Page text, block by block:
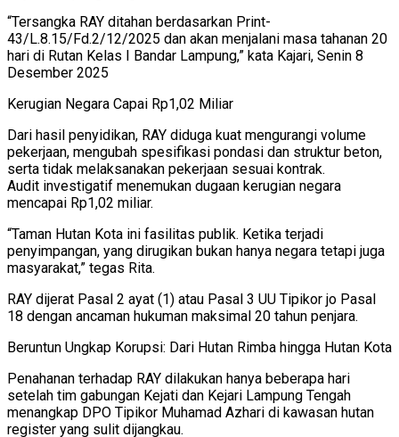
“Tersangka RAY ditahan berdasarkan Print-
43/L.8.15/Fd.2/12/2025 dan akan menjalani masa tahanan 20
hari di Rutan Kelas I Bandar Lampung,” kata Kajari, Senin 8
Desember 2025
Kerugian Negara Capai Rp1,02 Miliar
Dari hasil penyidikan, RAY diduga kuat mengurangi volume
pekerjaan, mengubah spesifikasi pondasi dan struktur beton,
serta tidak melaksanakan pekerjaan sesuai kontrak.
Audit investigatif menemukan dugaan kerugian negara
mencapai Rp1,02 miliar.
“Taman Hutan Kota ini fasilitas publik. Ketika terjadi
penyimpangan, yang dirugikan bukan hanya negara tetapi juga
masyarakat,” tegas Rita.
RAY dijerat Pasal 2 ayat (1) atau Pasal 3 UU Tipikor jo Pasal
18 dengan ancaman hukuman maksimal 20 tahun penjara.
Beruntun Ungkap Korupsi: Dari Hutan Rimba hingga Hutan Kota
Penahanan terhadap RAY dilakukan hanya beberapa hari
setelah tim gabungan Kejati dan Kejari Lampung Tengah
menangkap DPO Tipikor Muhamad Azhari di kawasan hutan
register yang sulit dijangkau.